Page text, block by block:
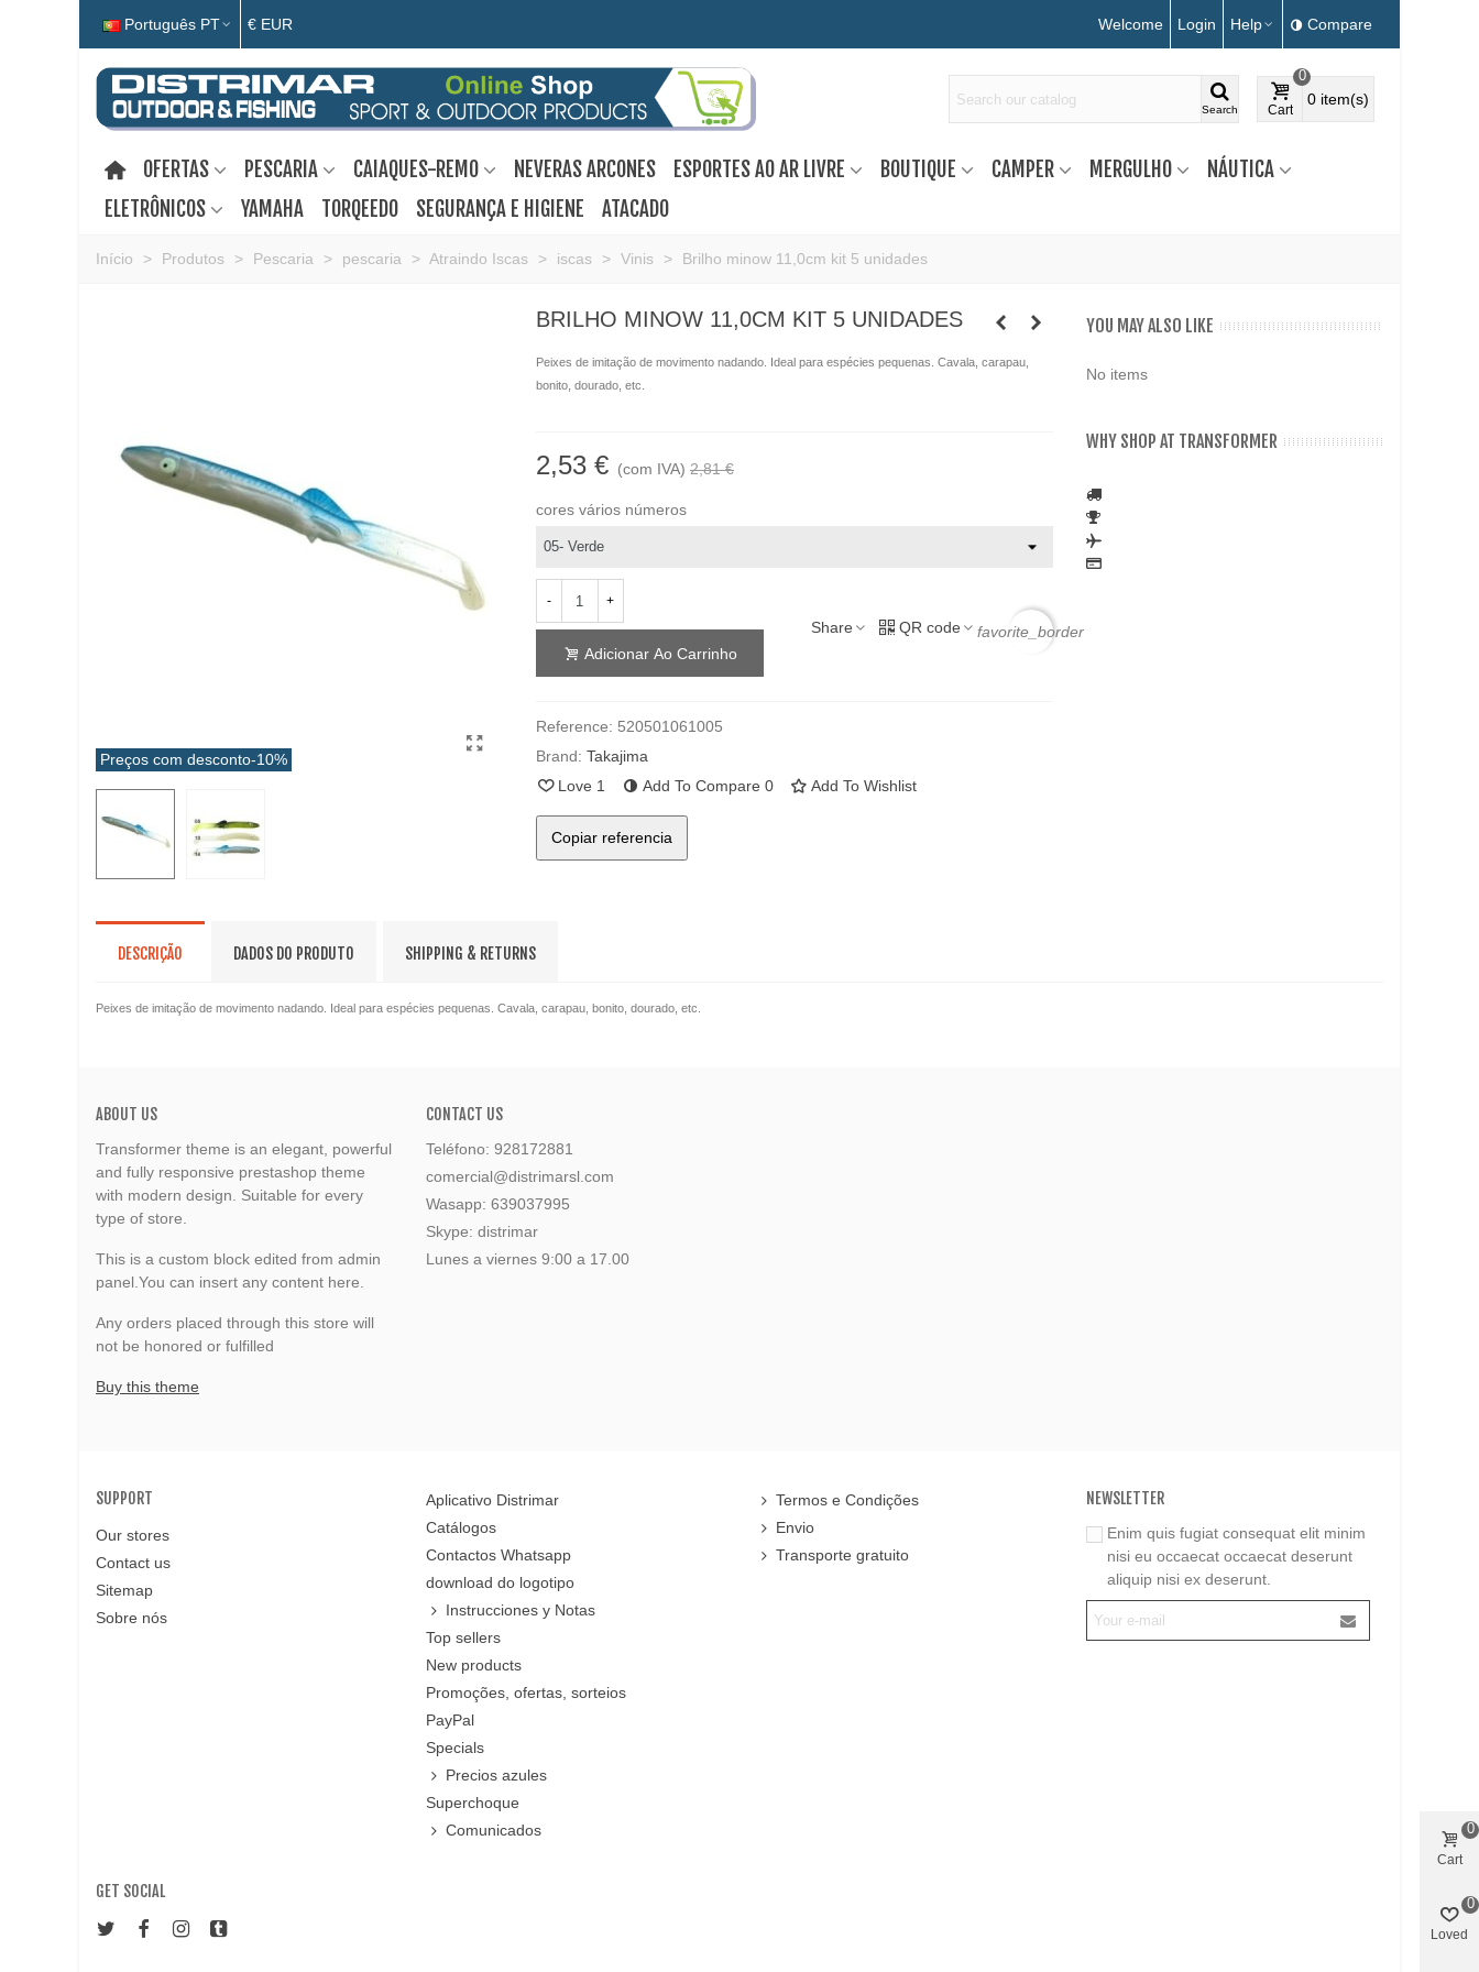
Português PT € EUR Welcome Login Help Compare
Search Cart
0
0 item(s)
OFERTAS PESCARIA CAIAQUES-REMO NEVERAS ARCONES ESPORTES AO AR LIVRE BOUTIQUE CAMPER MERGULHO
NÁUTICA
ELETRÔNICOS
YAMAHA TORQEEDO SEGURANÇA E HIGIENE ATACADO
Início > Produtos > Pescaria > pescaria > Atraindo Iscas > iscas > Vinis > Brilho minow 11,0cm kit 5 unidades
Preços com desconto-10%
BRILHO MINOW 11,0CM KIT 5 UNIDADES
Peixes de imitação de movimento nadando. Ideal para espécies pequenas. Cavala, carapau,
bonito, dourado, etc.
2,53 € (com IVA) 2,81 €
cores vários números
- +
Adicionar Ao Carrinho
Share QR code favorite_border
Reference: 520501061005
Brand: Takajima
Love 1 Add To Compare 0 Add To Wishlist
Copiar referencia
YOU MAY ALSO LIKE
No items
WHY SHOP AT TRANSFORMER
DESCRIÇÃO DADOS DO PRODUTO SHIPPING & RETURNS
Peixes de imitação de movimento nadando. Ideal para espécies pequenas. Cavala, carapau, bonito, dourado, etc.
ABOUT US
Transformer theme is an elegant, powerful
and fully responsive prestashop theme
with modern design. Suitable for every
type of store.
This is a custom block edited from admin
panel.You can insert any content here.
Any orders placed through this store will
not be honored or fulfilled
Buy this theme
CONTACT US
Teléfono: 928172881
comercial@distrimarsl.com
Wasapp: 639037995
Skype: distrimar
Lunes a viernes 9:00 a 17.00
SUPPORT
Our stores
Contact us
Sitemap
Sobre nós
Aplicativo Distrimar
Catálogos
Contactos Whatsapp
download do logotipo
Instrucciones y Notas
Top sellers
New products
Promoções, ofertas, sorteios
PayPal
Specials
Precios azules
Superchoque
Comunicados
Termos e Condições
Envio
Transporte gratuito
NEWSLETTER
Enim quis fugiat consequat elit minim
nisi eu occaecat occaecat deserunt
aliquip nisi ex deserunt.
GET SOCIAL
Cart
0
Loved
0